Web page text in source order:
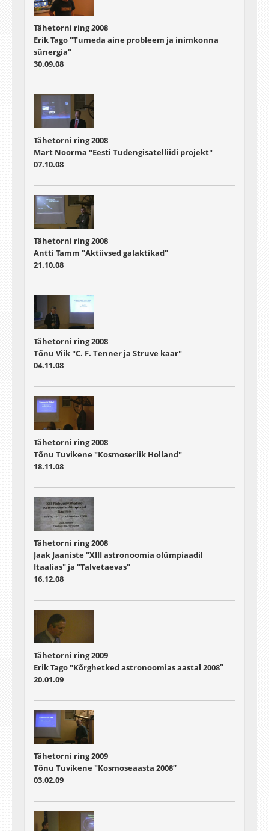
Tähetorni ring 2008
Erik Tago "Tumeda aine probleem ja inimkonna
sünergia"
30.09.08
Tähetorni ring 2008
Mart Noorma "Eesti Tudengisatelliidi projekt"
07.10.08
Tähetorni ring 2008
Antti Tamm "Aktiivsed galaktikad"
21.10.08
Tähetorni ring 2008
Tõnu Viik "C. F. Tenner ja Struve kaar"
04.11.08
Tähetorni ring 2008
Tõnu Tuvikene "Kosmoseriik Holland"
18.11.08
Tähetorni ring 2008
Jaak Jaaniste "XIII astronoomia olümpiaadil
Itaalias" ja "Talvetaevas"
16.12.08
Tähetorni ring 2009
Erik Tago "Kõrghetked astronoomias aastal 2008″
20.01.09
Tähetorni ring 2009
Tõnu Tuvikene "Kosmoseaasta 2008″
03.02.09